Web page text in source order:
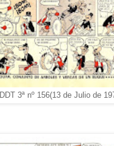
DDT 3ª nº 156(13 de Julio de